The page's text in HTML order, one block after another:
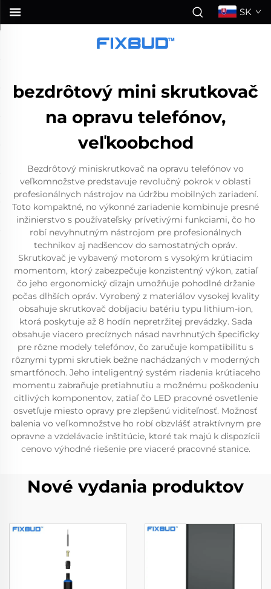
SK
bezdrôtový mini skrutkovač
na opravu telefónov,
veľkoobchod
Bezdrôtový miniskrutkovač na opravu telefónov vo
veľkomnožstve predstavuje revolučný pokrok v oblasti
profesionálnych nástrojov na údržbu mobilných zariadení.
Toto kompaktné, no výkonné zariadenie kombinuje presné
inžinierstvo s používateľsky prívetivými funkciami, čo ho
robí nevyhnutným nástrojom pre profesionálnych
technikov aj nadšencov do samostatných opráv.
Skrutkovač je vybavený motorom s vysokým krútiacim
momentom, ktorý zabezpečuje konzistentný výkon, zatiaľ
čo jeho ergonomický dizajn umožňuje pohodlné držanie
počas dlhších opráv. Vyrobený z materiálov vysokej kvality
obsahuje skrutkovač dobíjaciu batériu typu lithium-ion,
ktorá poskytuje až 8 hodín nepretržitej prevádzky. Sada
obsahuje viacero precíznych násad navrhnutých špecificky
pre rôzne modely telefónov, čo zaručuje kompatibilitu s
rôznymi typmi skrutiek bežne nachádzaných v moderných
smartfónoch. Jeho inteligentný systém riadenia krútiaceho
momentu zabraňuje pretiahnutiu a možnému poškodeniu
citlivých komponentov, zatiaľ čo LED pracovné osvetlenie
osvetľuje miesto opravy pre zlepšenú viditeľnosť. Možnosť
balenia vo veľkomnožstve ho robí obzvlášť atraktívnym pre
opravne a vzdelávacie inštitúcie, ktoré tak majú k dispozícii
cenovo výhodné riešenie pre viaceré pracovné stanice.
Nové vydania produktov